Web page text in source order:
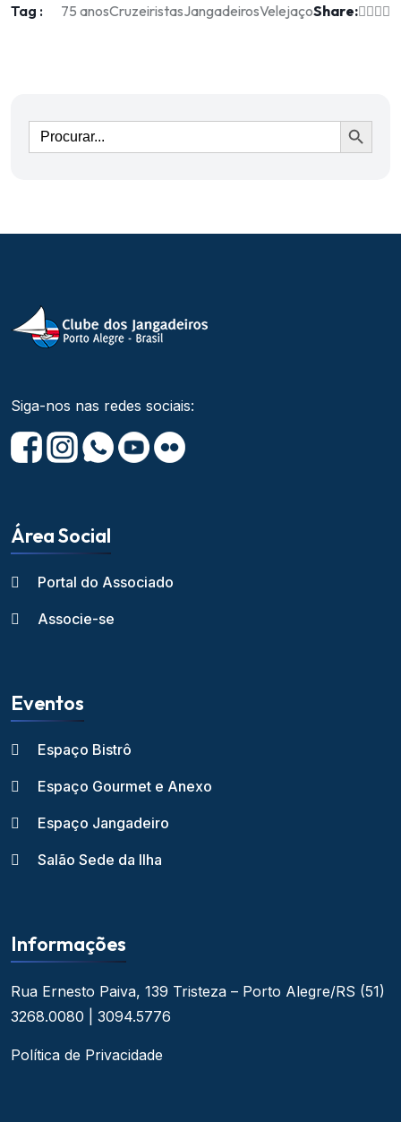
Tag : 75 anosCruzeiristasJangadeirosVelejaçoShare:
Ir
Siga-nos nas redes sociais:
Área Social
Portal do Associado
Associe-se
Eventos
Espaço Bistrô
Espaço Gourmet e Anexo
Espaço Jangadeiro
Salão Sede da Ilha
Informações
Rua Ernesto Paiva, 139 Tristeza – Porto Alegre/RS (51)
3268.0080 | 3094.5776
Política de Privacidade